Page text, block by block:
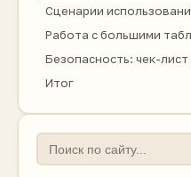
Сценарии
Работа с большими
Безопасность: чек-лист
Итог